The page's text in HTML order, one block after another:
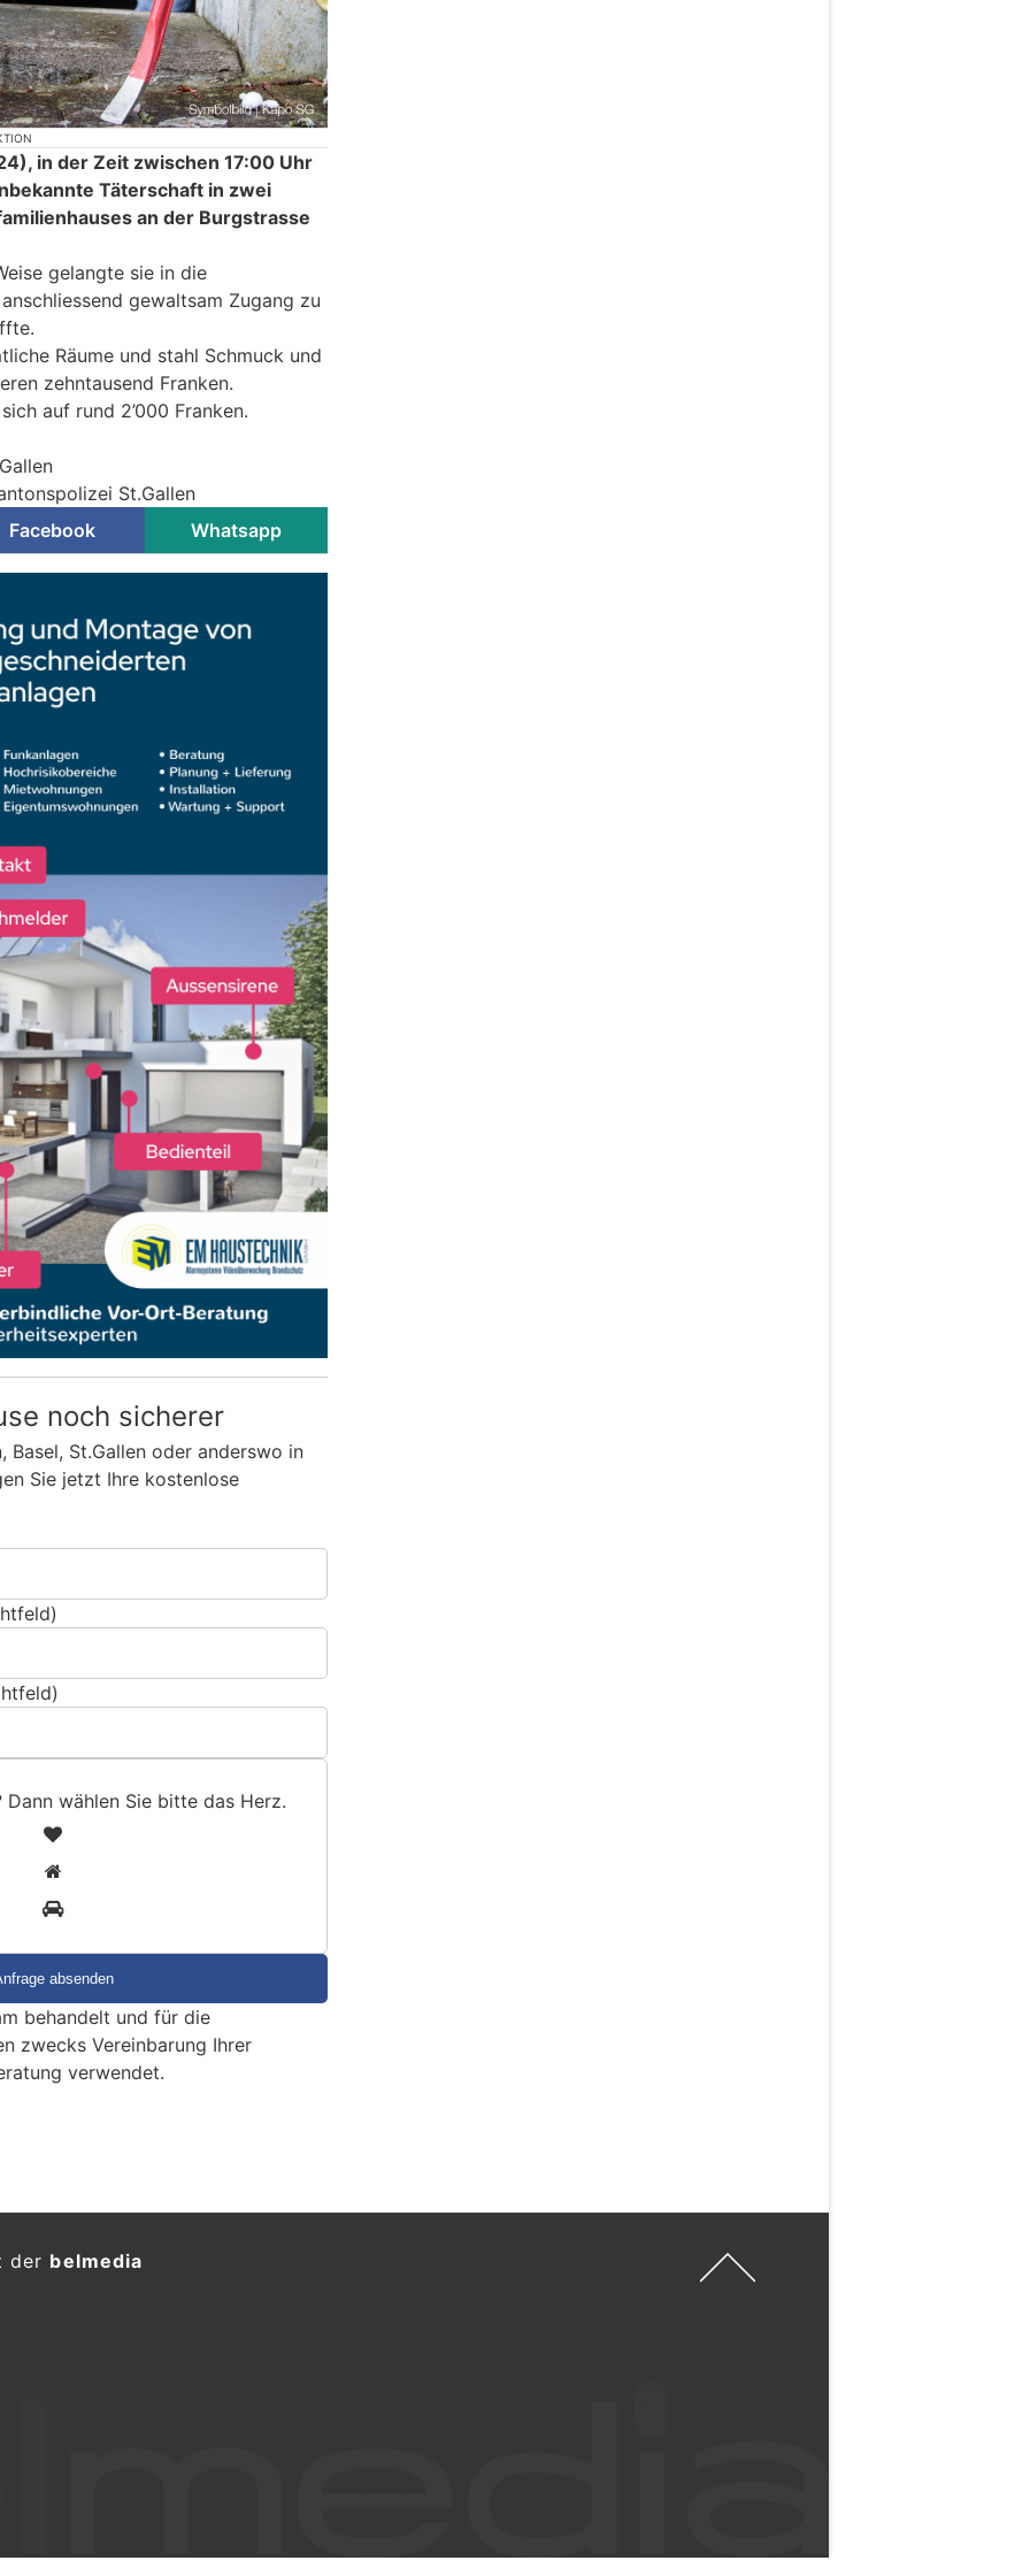
in der Zeit zwischen 17:00 Uhr
Täterschaft in zwei
an der Burgstrasse
gelangte sie in die
gewaltsam Zugang zu
Räume und stahl Schmuck und
zehntausend Franken.
auf rund 2’000 Franken.
St.Gallen
Facebook
Whatsapp
noch sicherer
Basel, St.Gallen oder anderswo in
Sie jetzt Ihre kostenlose
Dann wählen Sie bitte das Herz.
behandelt und für die
zwecks Vereinbarung Ihrer
verwendet.
der belmedia